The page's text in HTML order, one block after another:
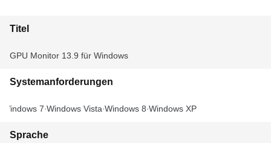
Titel
GPU Monitor 13.9 für Windows
Systemanforderungen
Windows 7 Windows Vista Windows 8 Windows XP
Sprache